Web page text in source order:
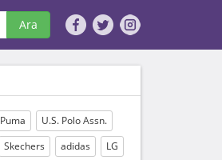
Ara
Puma
U.S. Polo Assn.
Skechers adidas
LG